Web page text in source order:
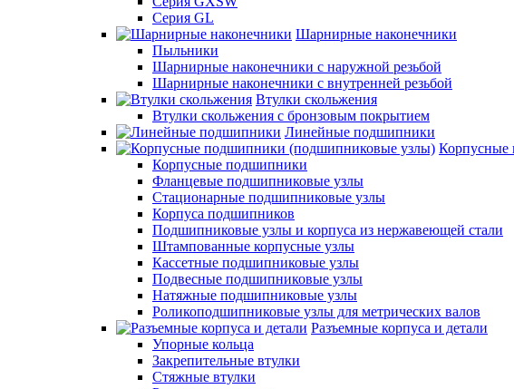
Серия GL
Шарнирные наконечники
Пыльники
Шарнирные наконечники с наружной резьбой
Шарнирные наконечники с внутренней резьбой
Втулки скольжения
Втулки скольжения с бронзовым покрытием
Линейные подшипники
Корпусные
Корпусные подшипники
Фланцевые подшипниковые узлы
Стационарные подшипниковые узлы
Корпуса подшипников
Подшипниковые узлы и корпуса из нержавеющей стали
Штампованные корпусные узлы
Кассетные подшипниковые узлы
Подвесные подшипниковые узлы
Натяжные подшипниковые узлы
Роликоподшипниковые узлы для метрических валов
Разъемные корпуса и детали
Упорные кольца
Закрепительные втулки
Стяжные втулки